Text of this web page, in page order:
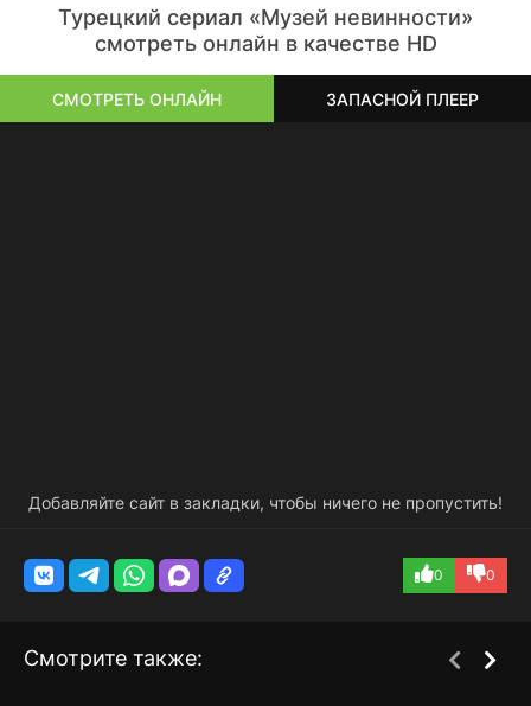
Турецкий сериал «Музей невинности»
смотреть онлайн в качестве HD
СМОТРЕТЬ ОНЛАЙН ЗАПАСНОЙ ПЛЕЕР
Добавляйте сайт в закладки, чтобы ничего не пропустить!
0 0
Смотрите также: